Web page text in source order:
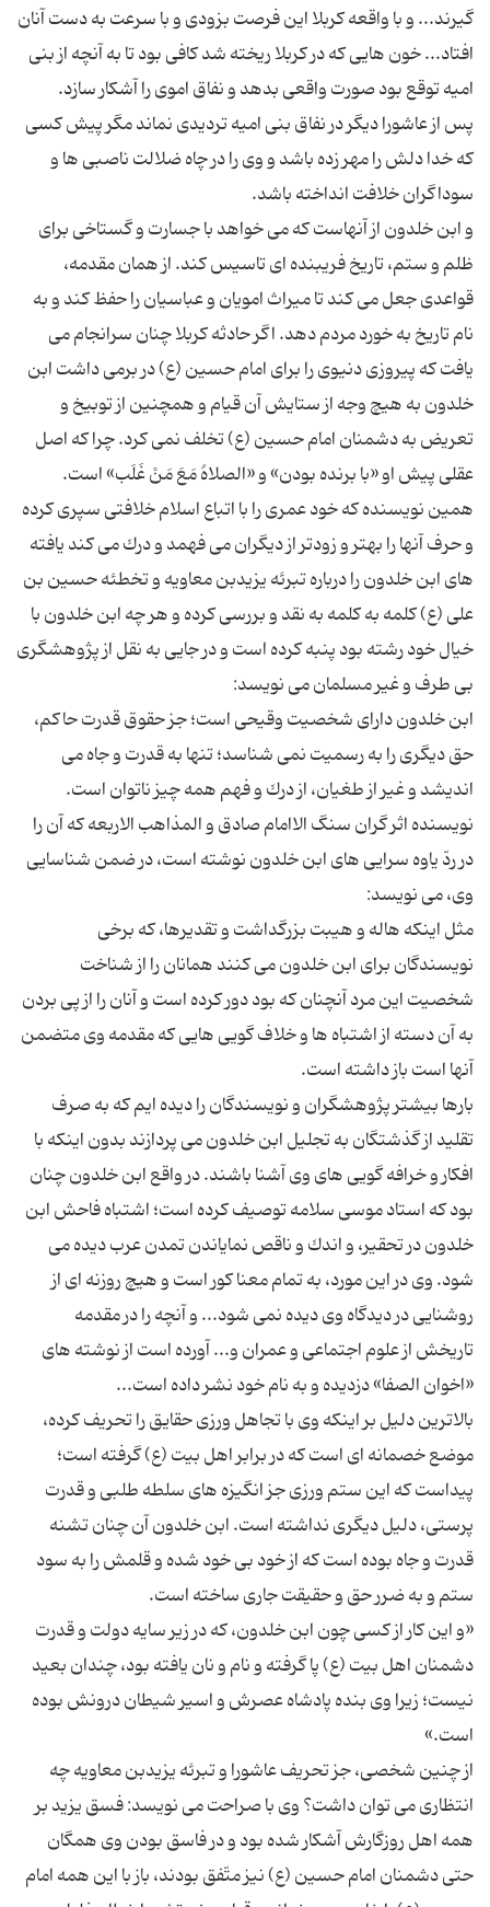
گیرند... و با واقعه كربلا این فرصت بزودی و با سرعت به دست آنان
افتاد... خون هایی كه در كربلا ریخته شد كافی بود تا به آنچه از بنی
پس از عاشورا دیگر در نفاق بنی امیه تردیدی نماند مگر پیش كسی
كه خدا دلش را مهر زده باشد و وی را در چاه ضلالت ناصبی ها و
و ابن خلدون از آنهاست كه می خواهد با جسارت و گستاخی برای
ظلم و ستم، تاریخ فریبنده ای تاسیس كند. از همان مقدمه،
قواعدی جعل می كند تا میراث امویان و عباسیان را حفظ كند و به
نام تاریخ به خورد مردم دهد. اگر حادثه كربلا چنان سرانجام می
یافت كه پیروزی دنیوی را برای امام حسین (ع) در برمی داشت ابن
خلدون به هیچ وجه از ستایش آن قیام و همچنین از توبیخ و
تعریض به دشمنان امام حسین (ع) تخلف نمی كرد. چرا كه اصل
همین نویسنده كه خود عمری را با اتباع اسلام خلافتی سپری كرده
و حرف آنها را بهتر و زودتر از دیگران می فهمد و درك می كند یافته
های ابن خلدون را درباره تبرئه یزیدبن معاویه و تخطئه حسین بن
علی (ع) كلمه به كلمه به نقد و بررسی كرده و هر چه ابن خلدون با
خیال خود رشته بود پنبه كرده است و در جایی به نقل از پژوهشگری
ابن خلدون دارای شخصیت وقیحی است؛ جز حقوق قدرت حاكم،
حق دیگری را به رسمیت نمی شناسد؛ تنها به قدرت و جاه می
نویسنده اثر گران سنگ الاامام صادق و المذاهب الاربعه كه آن را
در ردّ یاوه سرایی های ابن خلدون نوشته است، در ضمن شناسایی
مثل اینكه هاله و هیبت بزرگداشت و تقدیرها، كه برخی
نویسندگان برای ابن خلدون می كنند همانان را از شناخت
شخصیت این مرد آنچنان كه بود دور كرده است و آنان را از پی بردن
به آن دسته از اشتباه ها و خلاف گویی هایی كه مقدمه وی متضمن
بارها بیشتر پژوهشگران و نویسندگان را دیده ایم كه به صرف
تقلید از گذشتگان به تجلیل ابن خلدون می پردازند بدون اینكه با
افكار و خرافه گویی های وی آشنا باشند. در واقع ابن خلدون چنان
بود كه استاد موسی سلامه توصیف كرده است؛ اشتباه فاحش ابن
خلدون در تحقیر، و اندك و ناقص نمایاندن تمدن عرب دیده می
شود. وی در این مورد، به تمام معنا كور است و هیچ روزنه ای از
روشنایی در دیدگاه وی دیده نمی شود... و آنچه را در مقدمه
تاریخش از علوم اجتماعی و عمران و... آورده است از نوشته های
بالاترین دلیل بر اینكه وی با تجاهل ورزی حقایق را تحریف كرده،
موضع خصمانه ای است كه در برابر اهل بیت (ع) گرفته است؛
پیداست كه این ستم ورزی جز انگیزه های سلطه طلبی و قدرت
پرستی، دلیل دیگری نداشته است. ابن خلدون آن چنان تشنه
قدرت و جاه بوده است كه از خود بی خود شده و قلمش را به سود
«و این كار از كسی چون ابن خلدون، كه در زیر سایه دولت و قدرت
دشمنان اهل بیت (ع) پا گرفته و نام و نان یافته بود، چندان بعید
نیست؛ زیرا وی بنده پادشاه عصرش و اسیر شیطان درونش بوده
از چنین شخصی، جز تحریف عاشورا و تبرئه یزیدبن معاویه چه
انتظاری می توان داشت؟ وی با صراحت می نویسد: فسق یزید بر
همه اهل روزگارش آشكار شده بود و در فاسق بودن وی همگان
حتی دشمنان امام حسین (ع) نیز متّفق بودند، باز با این همه امام